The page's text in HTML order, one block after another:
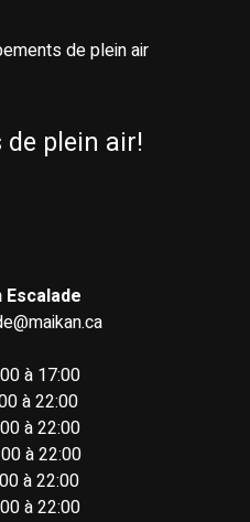
de plein air
de plein air!
Escalade
à 17:00
à 22:00
à 22:00
à 22:00
à 22:00
à 22:00